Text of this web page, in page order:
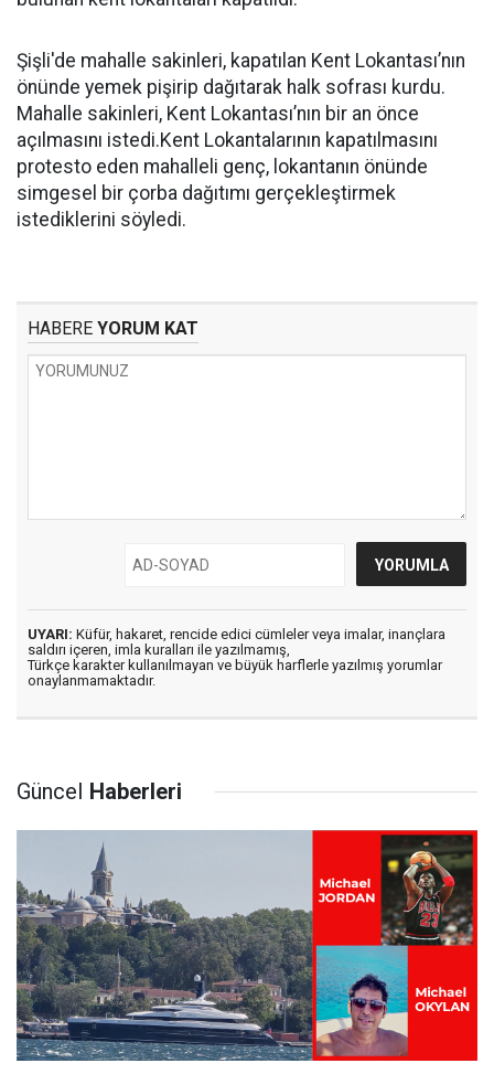
Şişli'de mahalle sakinleri, kapatılan Kent Lokantası’nın
önünde yemek pişirip dağıtarak halk sofrası kurdu.
Mahalle sakinleri, Kent Lokantası’nın bir an önce
açılmasını istedi.Kent Lokantalarının kapatılmasını
protesto eden mahalleli genç, lokantanın önünde
simgesel bir çorba dağıtımı gerçekleştirmek
istediklerini söyledi.
HABERE YORUM KAT
UYARI: Küfür, hakaret, rencide edici cümleler veya imalar, inançlara
saldırı içeren, imla kuralları ile yazılmamış,
Türkçe karakter kullanılmayan ve büyük harflerle yazılmış yorumlar
onaylanmamaktadır.
Güncel Haberleri